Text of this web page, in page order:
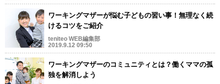
ワーキングマザーが悩む子どもの習い事！無理なく続
けるコツをご紹介
teniteo WEB編集部
2019.9.12 09:50
ワーキングマザーのコミュニティとは？働くママの孤
独を解消しよう